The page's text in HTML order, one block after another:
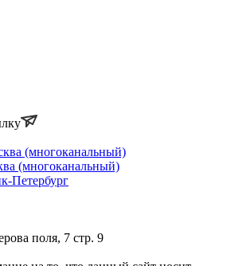
(многоканальный)
(многоканальный)
Петербург
поля, 7 стр. 9